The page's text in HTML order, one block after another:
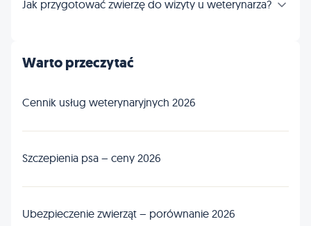
Jak przygotować zwierzę do wizyty u weterynarza?
Warto przeczytać
Cennik usług weterynaryjnych 2026
Szczepienia psa – ceny 2026
Ubezpieczenie zwierząt – porównanie 2026